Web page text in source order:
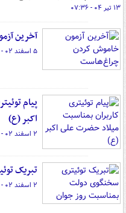
۱۳ تیر ۰۴ - ۰۷:۳۶
آخرین
۵ اسفند ۰۲ - ۲۲:۴۸
پیام
اکبر (ع)
۲ اسفند ۰۲ - ۱۷:۵۶
تبریک
۲ اسفند ۰۲ - ۱۶:۰۵